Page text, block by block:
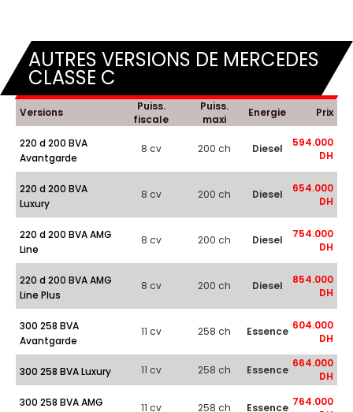
AUTRES VERSIONS DE MERCEDES
CLASSE C
Versions
Puiss.
fiscale
Puiss.
maxi
Energie Prix
220 d 200 BVA
Avantgarde
8 cv 200 ch Diesel
594.000
DH
220 d 200 BVA
Luxury
8 cv 200 ch Diesel
654.000
DH
220 d 200 BVA AMG
Line
8 cv 200 ch Diesel
754.000
DH
220 d 200 BVA AMG
Line Plus
8 cv 200 ch Diesel
854.000
DH
300 258 BVA
Avantgarde
11 cv 258 ch Essence 604.000
DH
300 258 BVA Luxury 11 cv 258 ch Essence
664.000
DH
300 258 BVA AMG
11 cv 258 ch Essence 764.000